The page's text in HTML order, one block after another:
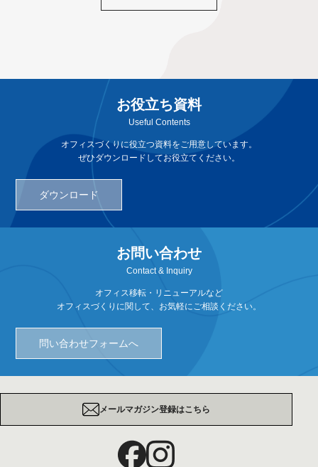
お役立ち資料
Useful Contents
オフィスづくりに役立つ資料をご用意しています。
ぜひダウンロードしてお役立てください。
ダウンロード
お問い合わせ
Contact & Inquiry
オフィス移転・リニューアルなど
オフィスづくりに関して、お気軽にご相談ください。
問い合わせフォームへ
メールマガジン登録はこちら